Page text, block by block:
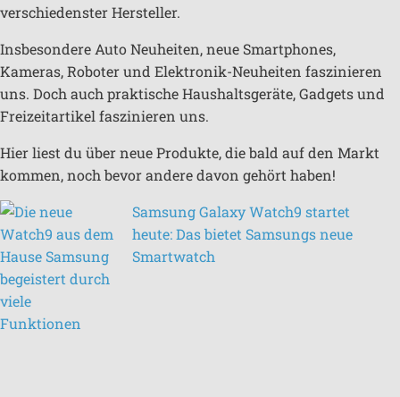
verschiedenster Hersteller.
Insbesondere Auto Neuheiten, neue Smartphones,
Kameras, Roboter und Elektronik-Neuheiten faszinieren
uns. Doch auch praktische Haushaltsgeräte, Gadgets und
Freizeitartikel faszinieren uns.
Hier liest du über neue Produkte, die bald auf den Markt
kommen, noch bevor andere davon gehört haben!
Samsung Galaxy Watch9 startet
heute: Das bietet Samsungs neue
Smartwatch